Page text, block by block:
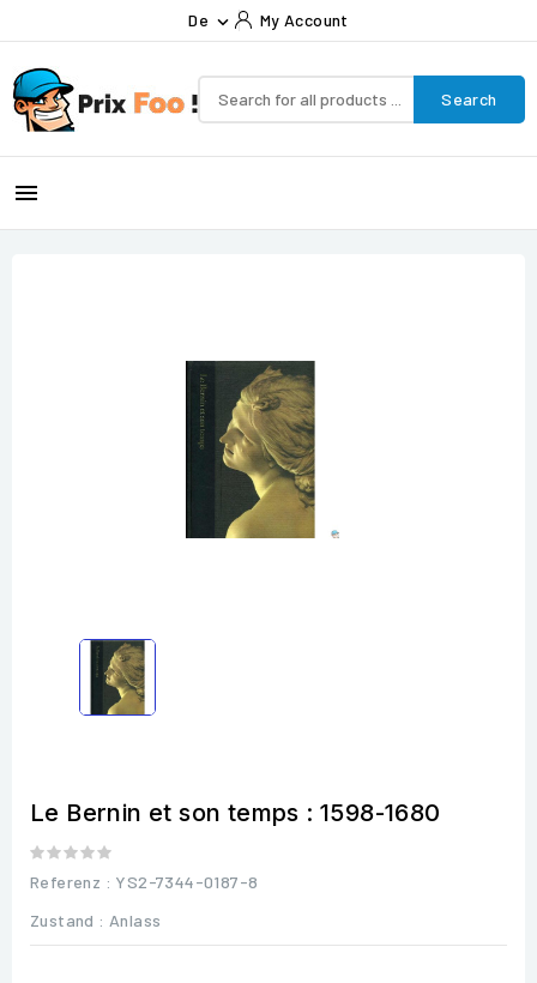
De  My Account
Search

Le Bernin et son temps : 1598-1680
Referenz : YS2-7344-0187-8
Zustand : Anlass